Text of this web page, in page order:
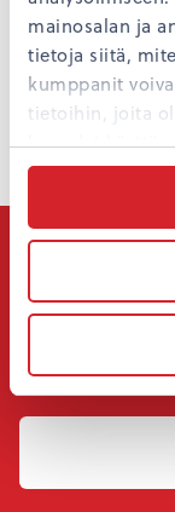
mainosalan ja
tietoja siitä,
kumppanit
tietoihin, joita
kun olet
Haluatko
kaupungin
Omena-
hintaan. Varaa nyt!